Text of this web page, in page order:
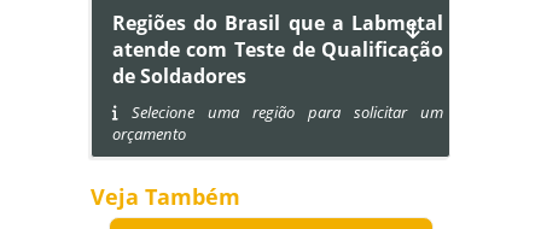
Regiões do Brasil que a Labmetal
atende com Teste de Qualificação
de Soldadores
Selecione uma região para solicitar um
orçamento
Veja Também